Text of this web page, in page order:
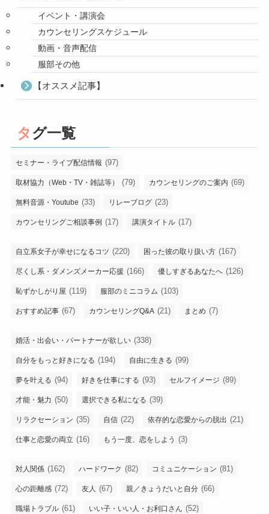
イベント・講演会
カウンセリングスケジュール
動画・音声配信
服部その他
【オススメ記事】
タグ一覧
セミナー・ライブ配信情報 (97)
取材協力（Web・TV・雑誌等） (79) カウンセリングのご案内 (69)
無料音源・Youtube (33) リレーブログ (23)
カウンセリングご相談事例 (17) 講演タイトル (17)
自立系女子が幸せになるコツ (220) 困った彼の取り扱い方 (167)
尽くし系・ダメンズメーカー応援 (166) 優しすぎるあなたへ (126)
恥ずかしがり屋 (119) 服部のミニコラム (103)
おすすめ記事 (67) カウンセリングQ&A (21) まとめ (7)
婚活・出会い・パートナーが欲しい (338)
自分をもっと好きになる (194) 自由に生きる (99)
夢を叶える (94) 好きを仕事にする (93) セルフイメージ (89)
才能・魅力 (50) 選択できる私になる (39)
リラクセーション (35) 自信 (22) 依存的な恋愛からの脱出 (21)
仕事と恋愛の両立 (16) もう一度、恋をしよう (3)
対人関係 (162) ハードワーク (82) コミュニケーション (81)
心の距離感 (72) 友人 (67) 親／きょうだいと自分 (66)
職場トラブル (61) いい子・いい人・お利口さん (52)